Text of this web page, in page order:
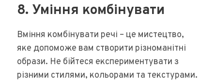
8. Уміння комбінувати
Вміння комбінувати речі – це мистецтво,
яке допоможе вам створити різноманітні
образи. Не бійтеся експериментувати з
різними стилями, кольорами та текстурами.